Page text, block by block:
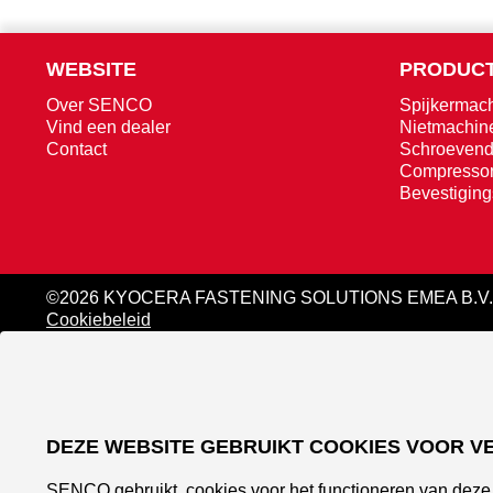
WEBSITE
Over SENCO
Vind een dealer
Contact
©2026 KYOCERA FASTENING SOLUTIONS EMEA B.V.
Cookiebeleid
DEZE WEBSITE GEBRUIKT COOKIES VOOR